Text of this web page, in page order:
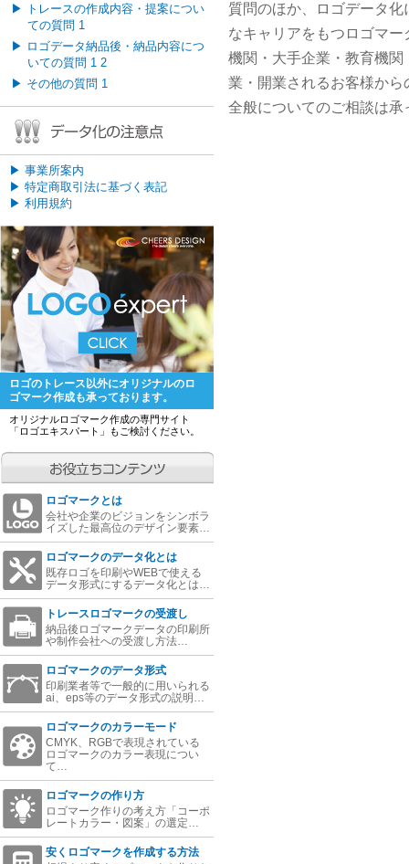
▶
トレースの作成内容・提案につい
ての質問 1
▶ ロゴデータ納品後・納品内容につ
いての質問 1 2
▶ その他の質問 1
▶ 事業所案内
▶ 特定商取引法に基づく表記
▶ 利用規約
ロゴのトレース以外にオリジナルのロ
ゴマーク作成も承っております。
オリジナルロゴマーク作成の専門サイト
「ロゴエキスパート」もご検討ください。
ロゴマークとは
会社や企業のビジョンをシンボラ
イズした最高位のデザイン要素…
ロゴマークのデータ化とは
既存ロゴを印刷やWEBで使える
データ形式にするデータ化とは…
トレースロゴマークの受渡し
納品後ロゴマークデータの印刷所
や制作会社への受渡し方法…
ロゴマークのデータ形式
印刷業者等で一般的に用いられる
ai、eps等のデータ形式の説明…
ロゴマークのカラーモード
CMYK、RGBで表現されている
ロゴマークのカラー表現につい
て…
ロゴマークの作り方
ロゴマーク作りの考え方「コーポ
レートカラー・図案」の選定…
安くロゴマークを作成する方法
質問のほか、ロゴデータ
なキャリアをもつロゴマ
機関・大手企業・教育機
業・開業されるお客様か
全般についてのご相談は承